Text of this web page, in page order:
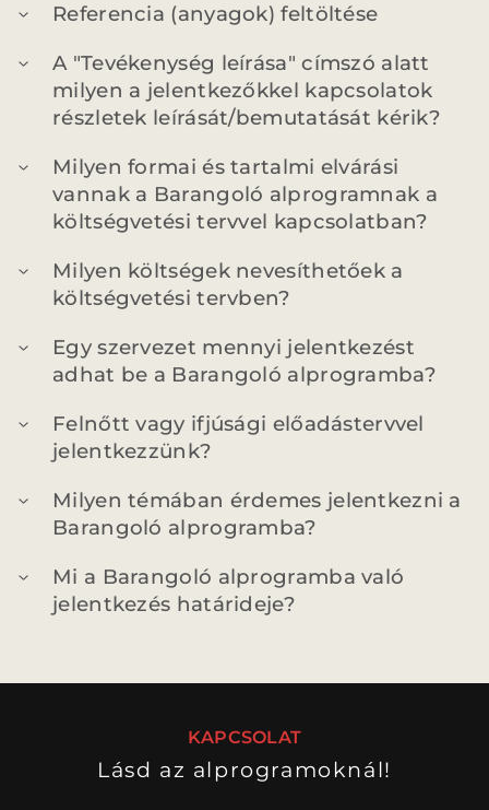
Referencia (anyagok) feltöltése
A "Tevékenység leírása" címszó alatt
milyen a jelentkezőkkel kapcsolatok
részletek leírását/bemutatását kérik?
Milyen formai és tartalmi elvárási
vannak a Barangoló alprogramnak a
költségvetési tervvel kapcsolatban?
Milyen költségek nevesíthetőek a
költségvetési tervben?
Egy szervezet mennyi jelentkezést
adhat be a Barangoló alprogramba?
Felnőtt vagy ifjúsági előadástervvel
jelentkezzünk?
Milyen témában érdemes jelentkezni a
Barangoló alprogramba?
Mi a Barangoló alprogramba való
jelentkezés határideje?
KAPCSOLAT
Lásd az alprogramoknál!